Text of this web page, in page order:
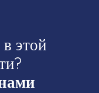
этой